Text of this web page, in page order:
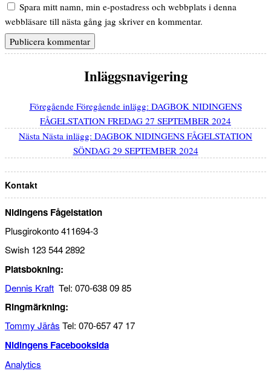
Spara mitt namn, min e-postadress och webbplats i denna
webbläsare till nästa gång jag skriver en kommentar.
Inläggsnavigering
Föregående Föregående inlägg: DAGBOK NIDINGENS
FÅGELSTATION FREDAG 27 SEPTEMBER 2024
Nästa Nästa inlägg: DAGBOK NIDINGENS FÅGELSTATION
SÖNDAG 29 SEPTEMBER 2024
Kontakt
Nidingens Fågelstation
Plusgirokonto 411694-3
Swish 123 544 2892
Platsbokning:
Dennis Kraft Tel: 070-638 09 85
Ringmärkning:
Tommy Järås Tel: 070-657 47 17
Nidingens Facebooksida
Analytics